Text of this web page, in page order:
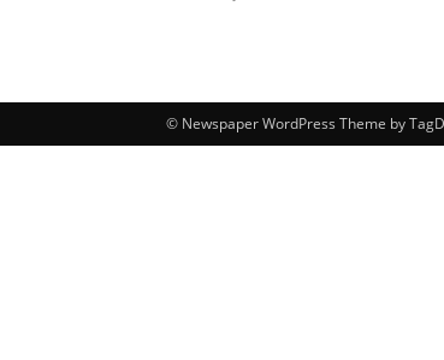
© Newspaper WordPress Theme by